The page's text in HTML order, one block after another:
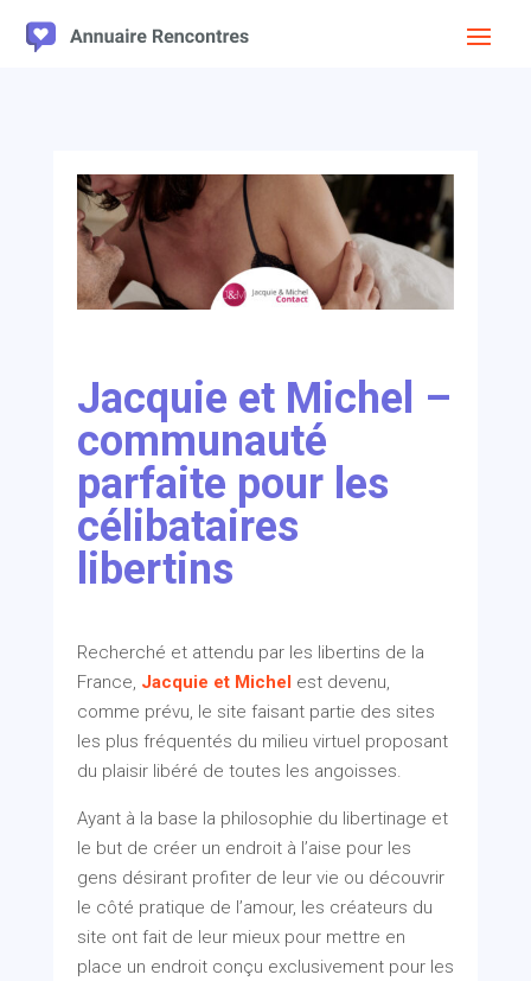
Jacquie et Michel –
communauté
parfaite pour les
célibataires
libertins
Recherché et attendu par les libertins de la
France, Jacquie et Michel est devenu,
comme prévu, le site faisant partie des sites
les plus fréquentés du milieu virtuel proposant
du plaisir libéré de toutes les angoisses.
Ayant à la base la philosophie du libertinage et
le but de créer un endroit à l’aise pour les
gens désirant profiter de leur vie ou découvrir
le côté pratique de l’amour, les créateurs du
site ont fait de leur mieux pour mettre en
place un endroit conçu exclusivement pour les